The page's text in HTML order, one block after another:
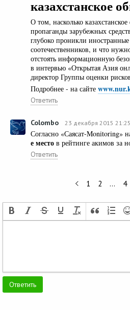
казахстанское
О том, насколько
пропаганды зарубежных
глубоко проникли
соотечественников, и что
отстоять информационную
в интервью «Открытая Азия
директор Группы оценки
Подробнее - на сайте
Ответить
Colombo 23 декабря 2015 21:25
Согласно «Саясат-Monitoring»
е место в рейтинге акимов за
Ответить
1 2 … 4